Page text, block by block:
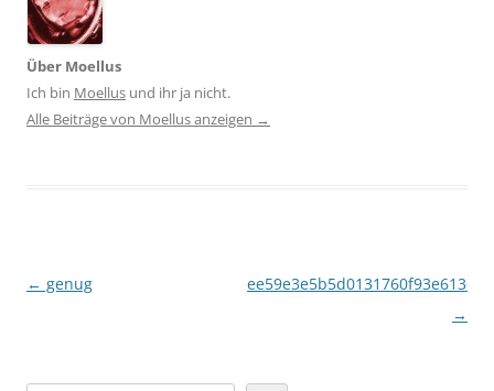
Über Moellus
Ich bin Moellus und ihr ja nicht.
Alle Beiträge von Moellus anzeigen →
Beitragsnavigation
← genug
→